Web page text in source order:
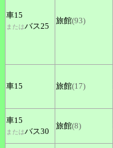
車15
またはバス25
旅館(93)
車15 旅館(17)
車15
またはバス30
旅館(8)